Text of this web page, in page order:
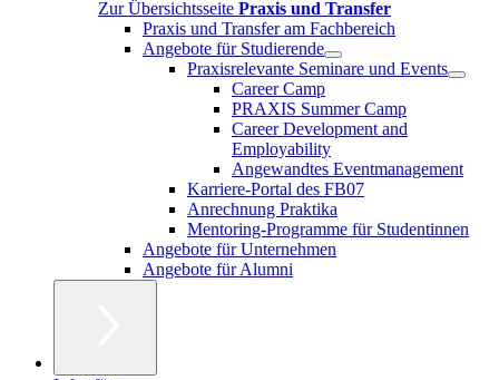
Zur Übersichtsseite Praxis und Transfer
Praxis und Transfer am Fachbereich
Angebote für Studierende
Praxisrelevante Seminare und Events
Career Camp
PRAXIS Summer Camp
Career Development and
Employability
Angewandtes Eventmanagement
Karriere-Portal des FB07
Anrechnung Praktika
Mentoring-Programme für Studentinnen
Angebote für Unternehmen
Angebote für Alumni